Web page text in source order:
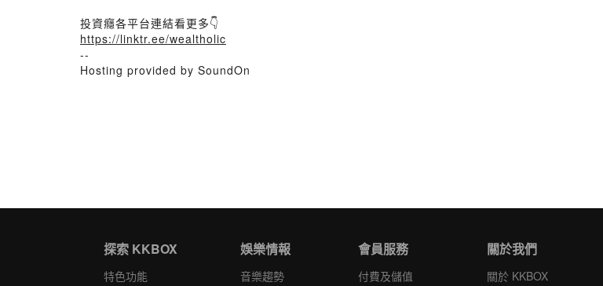
投資癮各平台連結看更多👇
https://linktr.ee/wealtholic
--
Hosting provided by SoundOn
探索 KKBOX
特色功能
娛樂情報
音樂趨勢
會員服務
付費及儲值
關於我們
關於 KKBOX